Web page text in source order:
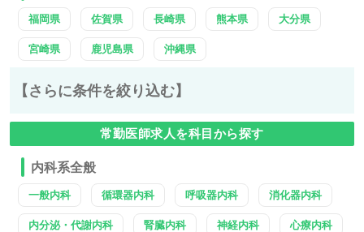
福岡県 佐賀県 長崎県 熊本県 大分県
宮崎県 鹿児島県 沖縄県
【さらに条件を絞り込む】
常勤医師求人を科目から探す
内科系全般
一般内科 循環器内科 呼吸器内科 消化器内科
内分泌・代謝内科 腎臓内科 神経内科 心療内科